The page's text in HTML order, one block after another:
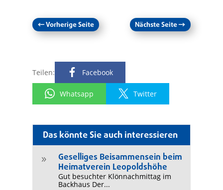
Das könnte Sie auch interessieren
9
Geselliges Beisammensein beim
Heimatverein Leopoldshöhe
Gut besuchter Klönnachmittag im
Backhaus Der...
←Vorherige Seite Nächste Seite→
Teilen: Facebook
Whatsapp Twitter